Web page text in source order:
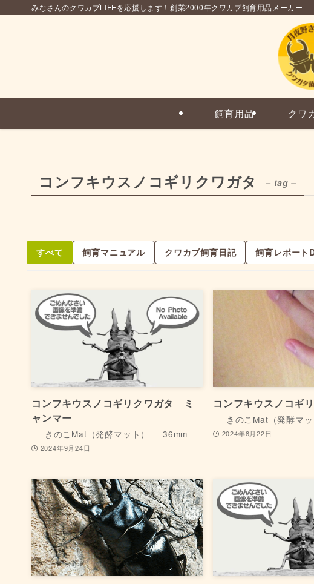
みなさんのクワカブLIFEを応援します！創業2000年クワカブ飼育用品メーカー
飼育用品 クワ
コンフキウスノコギリクワガタ – tag –
すべて 飼育マニュアル クワカブ飼育日記 飼育レポート
コンフキウスノコギリクワガタ ミ
ャンマー
きのこMat（発酵マット） 36mm
2024年9月24日
コンフキウスノコギ
きのこMat（発酵マッ
2024年8月22日